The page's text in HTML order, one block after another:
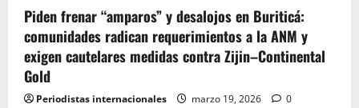
Piden frenar “amparos” y desalojos en Buriticá:
comunidades radican requerimientos a la ANM y
exigen cautelares medidas contra Zijin–Continental
Gold
Periodistas internacionales marzo 19, 2026 0